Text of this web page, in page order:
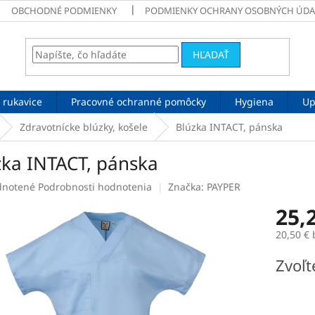
OBCHODNÉ PODMIENKY PODMIENKY OCHRANY OSOBNÝCH
HĽADAŤ
rukavice Pracovné ochranné pomôcky Hygiena
Zdravotnícke blúzky, košele Blúzka INTACT, pánska
INTACT, pánska
Podrobnosti hodnotenia Značka: PAYPER
20,50 €
cena: